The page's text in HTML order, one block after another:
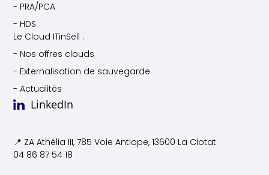
- PRA/PCA
- HDS
Le Cloud ITinSell :
- Nos offres clouds
- Externalisation de sauvegarde
- Actualités
LinkedIn
📍 ZA Athélia III, 785 Voie Antiope, 13600 La Ciotat
04 86 87 54 18